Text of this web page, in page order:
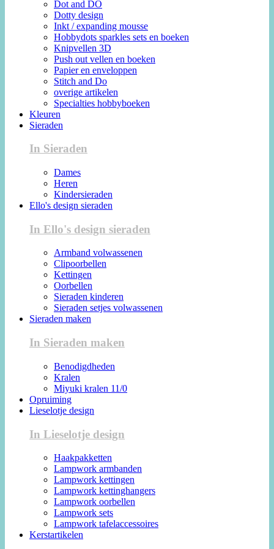
Dot and DO
Dotty design
Inkt / expanding mousse
Hobbydots sparkles sets en boeken
Knipvellen 3D
Push out vellen en boeken
Papier en enveloppen
Stitch and Do
overige artikelen
Specialties hobbyboeken
Kleuren
Sieraden
In Sieraden
Dames
Heren
Kindersieraden
Ello's design sieraden
In Ello's design sieraden
Armband volwassenen
Clipoorbellen
Kettingen
Oorbellen
Sieraden kinderen
Sieraden setjes volwassenen
Sieraden maken
In Sieraden maken
Benodigdheden
Kralen
Miyuki kralen 11/0
Opruiming
Lieselotje design
In Lieselotje design
Haakpakketten
Lampwork armbanden
Lampwork kettingen
Lampwork kettinghangers
Lampwork oorbellen
Lampwork sets
Lampwork tafelaccessoires
Kerstartikelen